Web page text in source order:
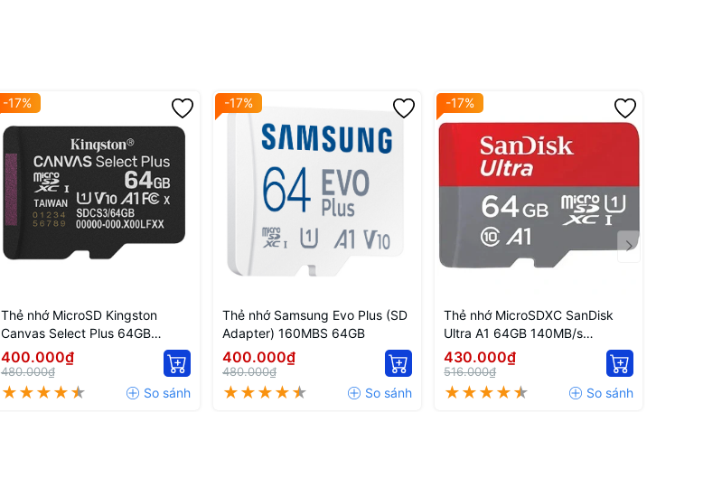
-17%
Thẻ nhớ MicroSD Kingston
Canvas Select Plus 64GB
SDCS3/64GBSP
400.000₫
480.000₫
-17%
Thẻ nhớ Samsung Evo Plus (SD
Adapter) 160MBS 64GB
400.000₫
480.000₫
-17%
Thẻ nhớ MicroSDXC SanDisk
Ultra A1 64GB 140MB/s
SDSQUAB-064G-GN6MN
430.000₫
516.000₫